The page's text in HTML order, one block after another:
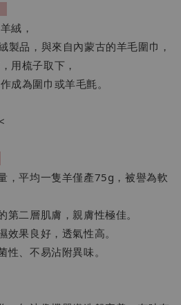
絨，
製品，與來自內蒙古的羊毛圍巾，
用梳子取下，
成為圍巾或羊毛氈。
，平均一隻羊僅產75g，被譽為軟
第二層肌膚，親膚性極佳。
效果良好，透氣性高。
性、不易沾附異味。